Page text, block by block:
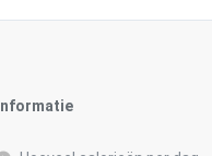
Informatie